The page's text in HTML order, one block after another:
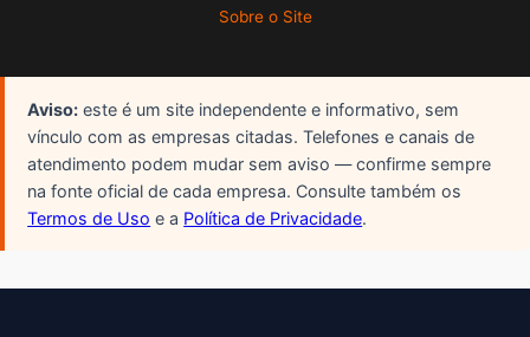
Sobre o Site
Aviso: este é um site independente e informativo, sem
vínculo com as empresas citadas. Telefones e canais de
atendimento podem mudar sem aviso — confirme sempre
na fonte oficial de cada empresa. Consulte também os
Termos de Uso e a Política de Privacidade.